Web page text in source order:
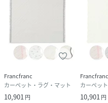
Francfranc
カーペット・ラグ・マット
10,901円
Francfranc
カーペッ
10,901円